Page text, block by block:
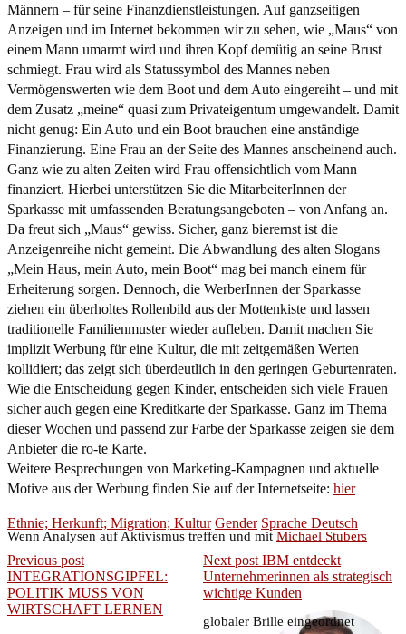
Männern – für seine Finanzdienstleistungen. Auf ganzseitigen
Anzeigen und im Internet bekommen wir zu sehen, wie „Maus“ von
einem Mann umarmt wird und ihren Kopf demütig an seine Brust
schmiegt. Frau wird als Statussymbol des Mannes neben
Vermögenswerten wie dem Boot und dem Auto eingereiht – und mit
dem Zusatz „meine“ quasi zum Privateigentum umgewandelt. Damit
nicht genug: Ein Auto und ein Boot brauchen eine anständige
Finanzierung. Eine Frau an der Seite des Mannes anscheinend auch.
Ganz wie zu alten Zeiten wird Frau offensichtlich vom Mann
finanziert. Hierbei unterstützen Sie die MitarbeiterInnen der
Sparkasse mit umfassenden Beratungsangeboten – von Anfang an.
Da freut sich „Maus“ gewiss. Sicher, ganz bierernst ist die
Anzeigenreihe nicht gemeint. Die Abwandlung des alten Slogans
„Mein Haus, mein Auto, mein Boot“ mag bei manch einem für
Erheiterung sorgen. Dennoch, die WerberInnen der Sparkasse
ziehen ein überholtes Rollenbild aus der Mottenkiste und lassen
traditionelle Familienmuster wieder aufleben. Damit machen Sie
implizit Werbung für eine Kultur, die mit zeitgemäßen Werten
kollidiert; das zeigt sich überdeutlich in den geringen Geburtenraten.
Wie die Entscheidung gegen Kinder, entscheiden sich viele Frauen
sicher auch gegen eine Kreditkarte der Sparkasse. Ganz im Thema
dieser Wochen und passend zur Farbe der Sparkasse zeigen sie dem
Anbieter die ro-te Karte.
Weitere Besprechungen von Marketing-Kampagnen und aktuelle
Motive aus der Werbung finden Sie auf der Internetseite: hier
Ethnie; Herkunft; Migration; Kultur Gender Sprache Deutsch
Previous post
INTEGRATIONSGIPFEL:
POLITIK MUSS VON
WIRTSCHAFT LERNEN
Next post IBM entdeckt
Unternehmerinnen als strategisch
wichtige Kunden
Wenn Analysen auf Aktivismus treffen und mit Michael Stubers
globaler Brille eingeordnet